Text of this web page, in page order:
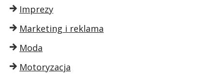
Imprezy
Marketing i reklama
Moda
Motoryzacja